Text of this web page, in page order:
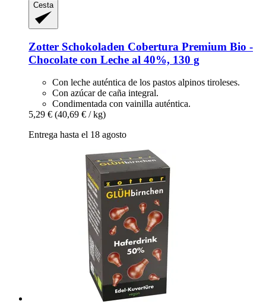
Cesta
Zotter Schokoladen Cobertura Premium Bio -​
Chocolate con Leche al 40%, 130 g
Con leche auténtica de los pastos alpinos tiroleses.
Con azúcar de caña integral.
Condimentada con vainilla auténtica.
5,29 € (40,69 € / kg)
Entrega hasta el 18 agosto